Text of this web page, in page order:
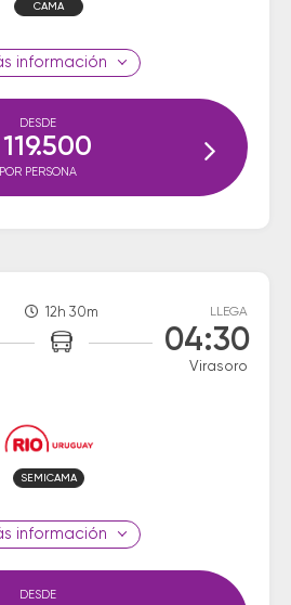
CAMA
información
DESDE
119.500
POR PERSONA
12h 30m LLEGA
04:30
Virasoro
SEMICAMA
información
DESDE